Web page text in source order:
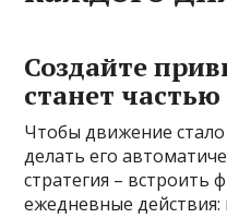
Создайте
станет
Чтобы движение
делать его
стратегия – встроить
ежедневные действия: